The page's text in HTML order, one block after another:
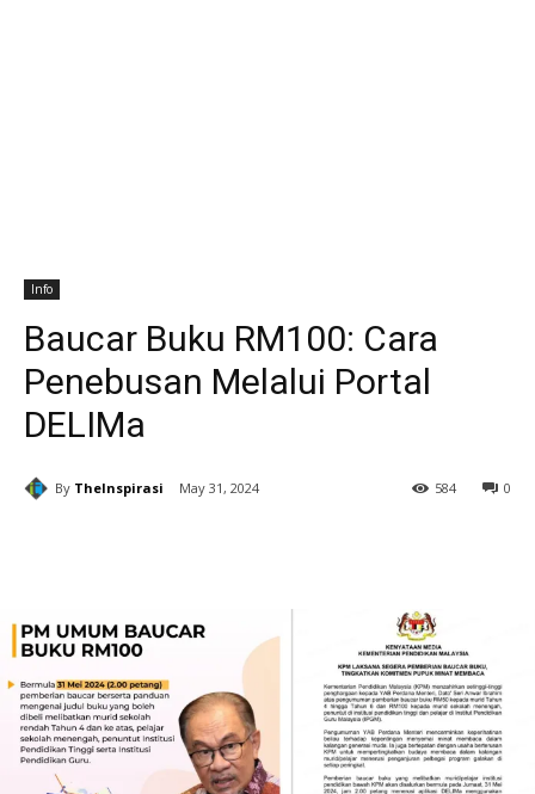
Info
Baucar Buku RM100: Cara
Penebusan Melalui Portal
DELIMa
By TheInspirasi May 31, 2024 0
584